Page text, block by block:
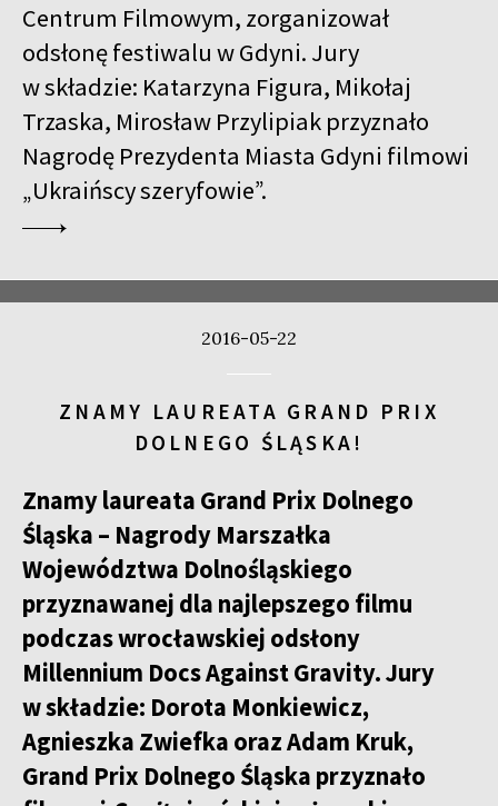
Centrum Filmowym, zorganizował
odsłonę festiwalu w Gdyni. Jury
w składzie: Katarzyna Figura, Mikołaj
Trzaska, Mirosław Przylipiak przyznało
Nagrodę Prezydenta Miasta Gdyni filmowi
„Ukraińscy szeryfowie”.
2016-05-22
ZNAMY LAUREATA GRAND PRIX
DOLNEGO ŚLĄSKA!
Znamy laureata Grand Prix Dolnego
Śląska – Nagrody Marszałka
Województwa Dolnośląskiego
przyznawanej dla najlepszego filmu
podczas wrocławskiej odsłony
Millennium Docs Against Gravity. Jury
w składzie: Dorota Monkiewicz,
Agnieszka Zwiefka oraz Adam Kruk,
Grand Prix Dolnego Śląska przyznało